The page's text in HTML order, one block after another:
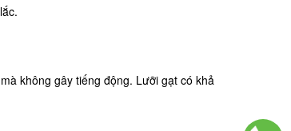
không gây tiếng động. Lưỡi gạt có khả